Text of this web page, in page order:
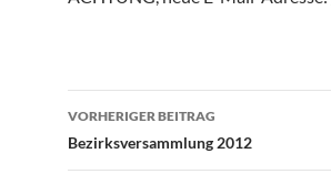
Beitragsnavigation
VORHERIGER BEITRAG
Bezirksversammlung 2012